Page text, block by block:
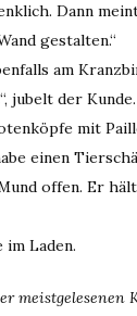
Dann
gestalten.“
am
jubelt der
mit
einen
offen. Er hält
im Laden.
meistgelesenen